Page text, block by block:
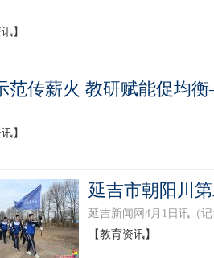
】
范传薪火 教研赋能促均
】
延吉市朝阳川
延吉新闻网4月1日讯（
【教育资讯】